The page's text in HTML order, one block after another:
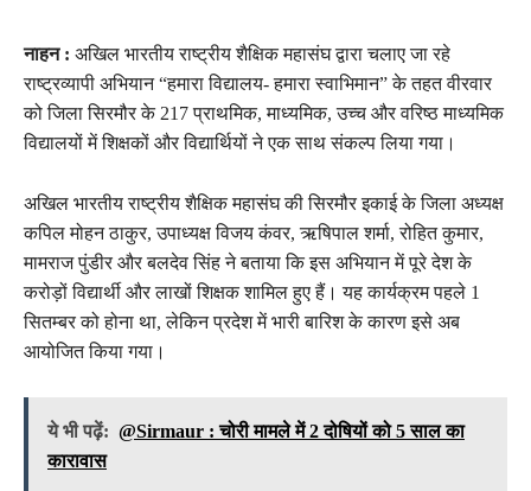
नाहन : अखिल भारतीय राष्ट्रीय शैक्षिक महासंघ द्वारा चलाए जा रहे
राष्ट्रव्यापी अभियान “हमारा विद्यालय- हमारा स्वाभिमान” के तहत वीरवार
को जिला सिरमौर के 217 प्राथमिक, माध्यमिक, उच्च और वरिष्ठ माध्यमिक
विद्यालयों में शिक्षकों और विद्यार्थियों ने एक साथ संकल्प लिया गया।
अखिल भारतीय राष्ट्रीय शैक्षिक महासंघ की सिरमौर इकाई के जिला अध्यक्ष
कपिल मोहन ठाकुर, उपाध्यक्ष विजय कंवर, ऋषिपाल शर्मा, रोहित कुमार,
मामराज पुंडीर और बलदेव सिंह ने बताया कि इस अभियान में पूरे देश के
करोड़ों विद्यार्थी और लाखों शिक्षक शामिल हुए हैं। यह कार्यक्रम पहले 1
सितम्बर को होना था, लेकिन प्रदेश में भारी बारिश के कारण इसे अब
आयोजित किया गया।
ये भी पढ़ें: @Sirmaur : चोरी मामले में 2 दोषियों को 5 साल का
कारावास